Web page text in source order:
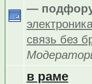
—
связь без
в раме